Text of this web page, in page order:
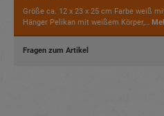
Größe ca. 12 x 23 x 25 cm Farbe weiß
Hänger Pelikan mit weißem Körper,…
Fragen zum Artikel